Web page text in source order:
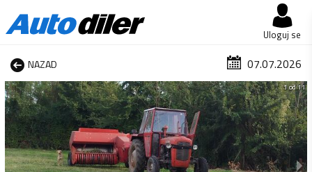
Uloguj se
NAZAD 07.07.2026
1 od 11